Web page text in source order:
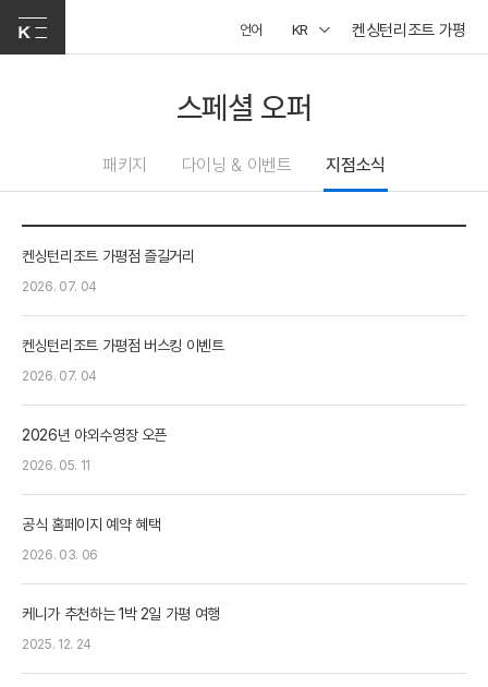
언어 KR 켄싱턴리조트 가평
스페셜 오퍼
패키지 다이닝 & 이벤트 지점소식
켄싱턴리조트 가평점 즐길거리
2026. 07. 04
켄싱턴리조트 가평점 버스킹 이벤트
2026. 07. 04
2026년 야외수영장 오픈
2026. 05. 11
공식 홈페이지 예약 혜택
2026. 03. 06
케니가 추천하는 1박 2일 가평 여행
2025. 12. 24